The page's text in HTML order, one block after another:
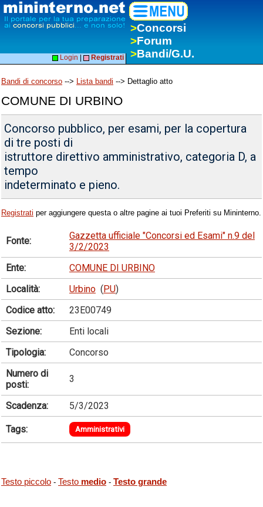
>Concorsi
>Forum
>Bandi/G.U.
Login Registrati
Bandi di concorso --> Lista bandi --> Dettaglio atto
COMUNE DI URBINO
Concorso pubblico, per esami, per la copertura
di tre posti di
istruttore direttivo amministrativo, categoria D, a
tempo
indeterminato e pieno.
Registrati per aggiungere questa o altre pagine ai tuoi Preferiti su Mininterno.
Fonte:
Gazzetta ufficiale "Concorsi ed Esami" n.9 del
3/2/2023
Ente:
COMUNE DI URBINO
Località:
Urbino (PU)
Codice atto:
23E00749
Sezione:
Enti locali
Tipologia:
Concorso
Numero di
posti:
3
Scadenza: 5/3/2023
Tags: Amministrativi
Testo piccolo - Testo medio - Testo grande